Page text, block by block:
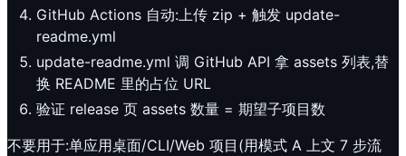
GitHub Actions 自动:上传 zip + 触发 update-
readme.yml
update-readme.yml 调 GitHub API 拿 assets 列表,替
换 README 里的占位 URL
验证 release 页 assets 数量 = 期望子项目数
不要用于:单应用桌面/CLI/Web 项目(用模式 A 上文 7 步流